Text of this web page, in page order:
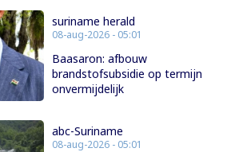
suriname herald
08-aug-2026 - 05:01
Baasaron: afbouw
brandstofsubsidie op termijn
onvermijdelijk
abc-Suriname
08-aug-2026 - 05:01